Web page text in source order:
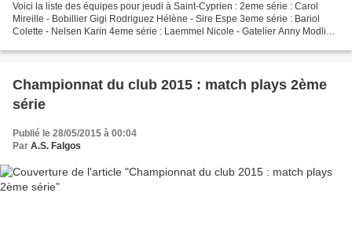
Voici la liste des équipes pour jeudi à Saint-Cyprien : 2eme série : Carol
Mireille - Bobillier Gigi Rodriguez Hélène - Sire Espe 3eme série : Bariol
Colette - Nelsen Karin 4eme série : Laemmel Nicole - Gatelier Anny Modlin
Championnat du club 2015 : match plays 2ème
série
Publié le 28/05/2015 à 00:04
Par A.S. Falgos